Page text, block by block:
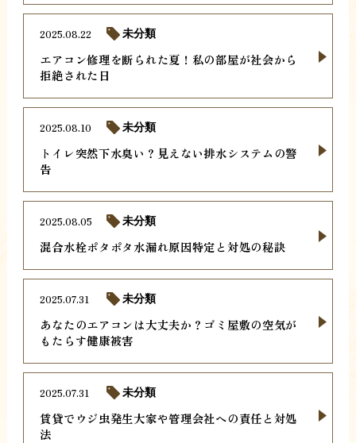
エアコン修理を断られた夏！私の部屋が社会から
拒絶された日
2025.08.22 未分類
トイレ突然下水臭い？見えない排水システムの警
告
2025.08.10 未分類
混合水栓ポタポタ水漏れ原因特定と対処の秘訣
2025.08.05 未分類
あなたのエアコンは大丈夫か？ゴミ屋敷の空気が
もたらす健康被害
2025.07.31 未分類
賃貸でウジ虫発生大家や管理会社への責任と対処
法
2025.07.31 未分類